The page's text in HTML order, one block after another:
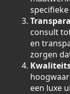
consult
en
zorgen
een luxe